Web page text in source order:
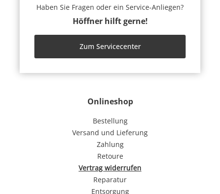
Onlineshop
Bestellung
Versand und Lieferung
Zahlung
Retoure
Vertrag widerrufen
Reparatur
Entsorgung
Haben Sie Fragen oder ein Service-Anliegen?
Höffner hilft gerne!
Zum Servicecenter